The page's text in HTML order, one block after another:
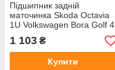
Підшипник задній
маточинка Skoda Octavia
1U Volkswagen Bora Golf 4
виробник NFC EUROPE
1 103 ₴
Купити